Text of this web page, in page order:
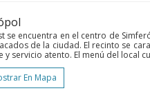
se encuentra en el centro de
de la ciudad. El recinto se
servicio atento. El menú del local
En Mapa